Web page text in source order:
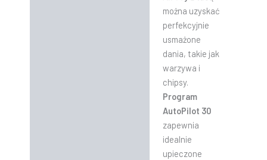
można uzyskać
perfekcyjnie
usmażone
dania, takie jak
warzywa i
chipsy.
Program
AutoPilot 30
zapewnia
idealnie
upieczone